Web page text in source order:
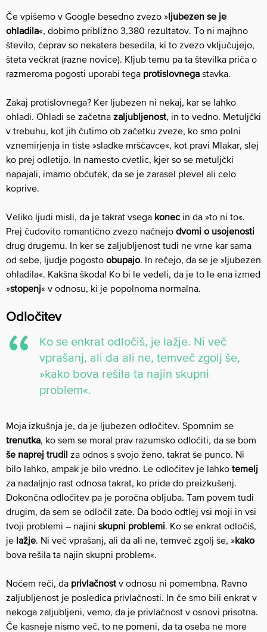
Če vpišemo v Google besedno zvezo »ljubezen se je
ohladila«, dobimo približno 3.380 rezultatov. To ni majhno
število, čeprav so nekatera besedila, ki to zvezo vključujejo,
šteta večkrat (razne novice). Kljub temu pa ta številka priča o
razmeroma pogosti uporabi tega protislovnega stavka.
Zakaj protislovnega? Ker ljubezen ni nekaj, kar se lahko
ohladi. Ohladi se začetna zaljubljenost, in to vedno. Metuljčki
v trebuhu, kot jih čutimo ob začetku zveze, ko smo polni
vznemirjenja in tiste »sladke mrščavce«, kot pravi Mlakar, slej
ko prej odletijo. In namesto cvetlic, kjer so se metuljčki
napajali, imamo občutek, da se je zarasel plevel ali celo
koprive.
Veliko ljudi misli, da je takrat vsega konec in da »to ni to«.
Prej čudovito romantično zvezo načnejo dvomi o usojenosti
drug drugemu. In ker se zaljubljenost tudi ne vrne kar sama
od sebe, ljudje pogosto obupajo. In rečejo, da se je »ljubezen
ohladila«. Kakšna škoda! Ko bi le vedeli, da je to le ena izmed
»stopenj« v odnosu, ki je popolnoma normalna.
Odločitev
Ko se enkrat odločiš, je lažje. Ni več
vprašanj, ali da ali ne, temveč zgolj še,
»kako bova rešila ta najin skupni
problem«.
Moja izkušnja je, da je ljubezen odločitev. Spomnim se
trenutka, ko sem se moral prav razumsko odločiti, da se bom
še naprej trudil za odnos s svojo ženo, takrat še punco. Ni
bilo lahko, ampak je bilo vredno. Le odločitev je lahko temelj
za nadaljnjo rast odnosa takrat, ko pride do preizkušenj.
Dokončna odločitev pa je poročna obljuba. Tam povem tudi
drugim, da sem se odločil zate. Da bodo odtlej vsi moji in vsi
tvoji problemi – najini skupni problemi. Ko se enkrat odločiš,
je lažje. Ni več vprašanj, ali da ali ne, temveč zgolj še, »kako
bova rešila ta najin skupni problem«.
Nočem reči, da privlačnost v odnosu ni pomembna. Ravno
zaljubljenost je posledica privlačnosti. In če smo bili enkrat v
nekoga zaljubljeni, vemo, da je privlačnost v osnovi prisotna.
Če kasneje nismo več, to ne pomeni, da ta oseba ne more